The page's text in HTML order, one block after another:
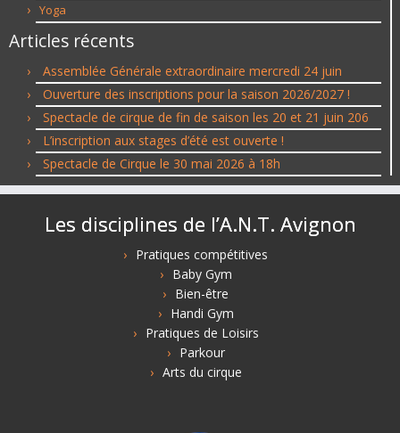
Yoga
Articles récents
Assemblée Générale extraordinaire mercredi 24 juin
Ouverture des inscriptions pour la saison 2026/2027 !
Spectacle de cirque de fin de saison les 20 et 21 juin 206
L’inscription aux stages d’été est ouverte !
Spectacle de Cirque le 30 mai 2026 à 18h
Les disciplines de l’A.N.T. Avignon
Pratiques compétitives
Baby Gym
Bien-être
Handi Gym
Pratiques de Loisirs
Parkour
Arts du cirque